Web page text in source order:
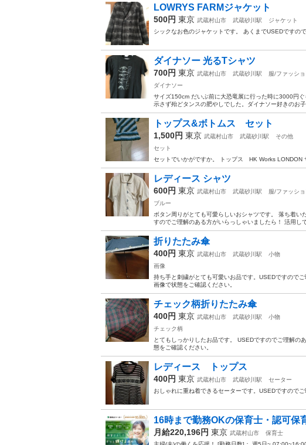
LOWRYS FARMジャケット
500円 東京 武蔵村山市 武蔵砂川駅
ジャケット
シックなお色のジャケットです。 あくまでUSEDですの
ダイナソー 光るTシャツ
700円 東京 武蔵村山市 武蔵砂川駅
服/ファッショ
ダイナソー
サイズ150cm だいぶ前に大恐竜展に行った時に3000円
示さず殆どタンスの肥やしでした。ダイナソー好きのお
トップス&ボトムス セット
1,500円 東京 武蔵村山市 武蔵砂川駅
その他
セット
セットでいかがですか。 トップス HK Works
レディース シャツ
600円 東京 武蔵村山市 武蔵砂川駅
服/ファッショ
ブルー
ボタン周りがとても可愛らしいおシャツです。 落ち着
すのでご理解のある方がいらっしゃいましたら！ 活用し
折りたたみ傘
400円 東京 武蔵村山市 武蔵砂川駅
小物
画像
持ち手と刺繍がとても可愛いお品です。USEDですので
画像で状態をご確認ください。
チェック柄折りたたみ傘
400円 東京 武蔵村山市 武蔵砂川駅
小物
チェック柄
とてもしっかりしたお品です。 USEDですのでご理解
態をご確認ください。
レディース トップス
400円 東京 武蔵村山市 武蔵砂川駅
セーター
おしゃれに重ね着できるセーターです。USEDですので
16時まで勤務OKの保育士・認可保
月給220,196円 東京 武蔵村山市
保育士